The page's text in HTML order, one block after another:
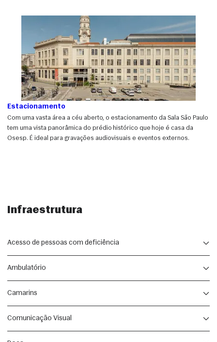
Estacionamento
Com uma vasta área a céu aberto, o estacionamento da Sala São Paulo
tem uma vista panorâmica do prédio histórico que hoje é casa da
Osesp. É ideal para gravações audiovisuais e eventos externos.
Infraestrutura
Acesso de pessoas com deficiência
Todos os ambientes da Sala São Paulo dispõem das facilidades
Ambulatório
Equipado para atender a quaisquer necessidades do público do seu
Camarins
Para garantir o conforto dos artistas, noivos e equipe de produção,
Comunicação Visual
Além de opções diversas para a exposição de sua marca, a Sala São